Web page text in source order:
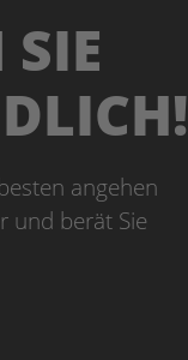
angehen
und berät Sie